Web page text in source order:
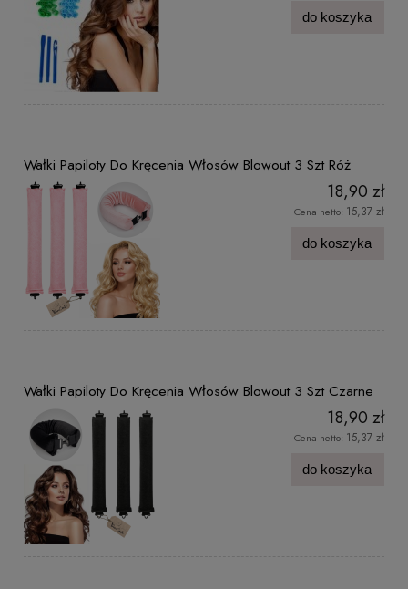
do koszyka
Wałki Papiloty Do Kręcenia Włosów Blowout 3 Szt Róż
18,90 zł
Cena netto: 15,37 zł
do koszyka
Wałki Papiloty Do Kręcenia Włosów Blowout 3 Szt Czarne
18,90 zł
Cena netto: 15,37 zł
do koszyka